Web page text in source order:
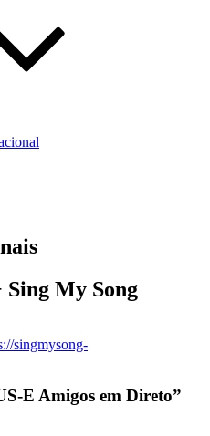
My Song
singmysong-
E Amigos em Direto”